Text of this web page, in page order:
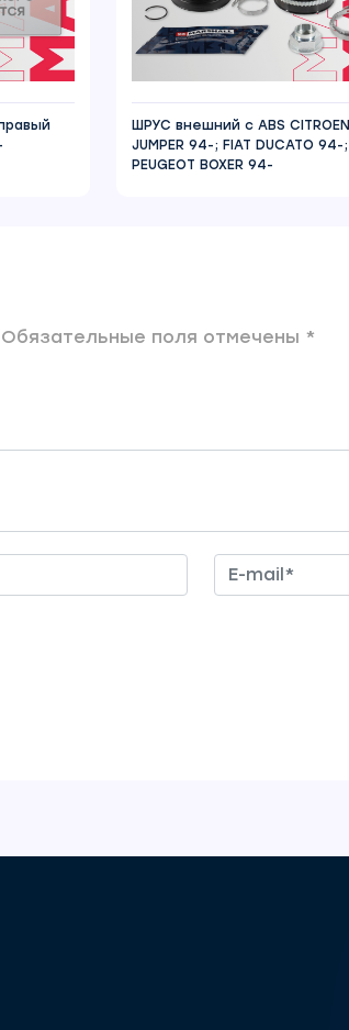
ШРУС внешний с ABS CITROEN
JUMPER 94-; FIAT DUCATO 94-;
PEUGEOT BOXER 94-
поля отмечены *